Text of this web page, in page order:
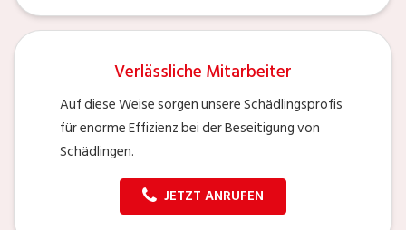
Verlässliche Mitarbeiter
Auf diese Weise sorgen unsere Schädlingsprofis
für enorme Effizienz bei der Beseitigung von
Schädlingen.
JETZT ANRUFEN